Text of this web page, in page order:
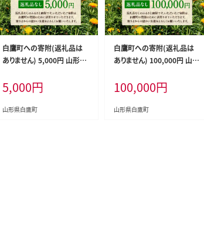
白鷹町への寄附(返礼品は
ありません) 5,000円 山形県
5,000円
山形県白鷹町
白鷹町への寄附(返礼品は
ありません) 100,000円 山形
100,000円
山形県白鷹町